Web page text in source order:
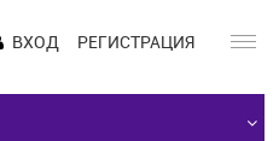
ВХОД РЕГИСТРАЦИЯ